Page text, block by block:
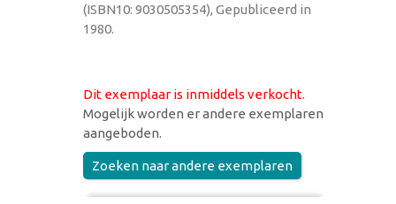
(ISBN10: 9030505354), Gepubliceerd in
1980.
Dit exemplaar is inmiddels verkocht.
Mogelijk worden er andere exemplaren
aangeboden.
Zoeken naar andere exemplaren